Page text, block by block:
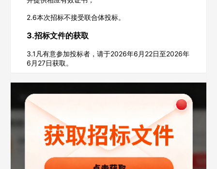
2.6本次招标不接受联合体投标。
3.招标文件的获取
3.1凡有意参加投标者，请于2026年6月22日至2026年
6月27日获取。
经办人
联系方式
填写联系电话后会有服务中心的工作人员给您致电！